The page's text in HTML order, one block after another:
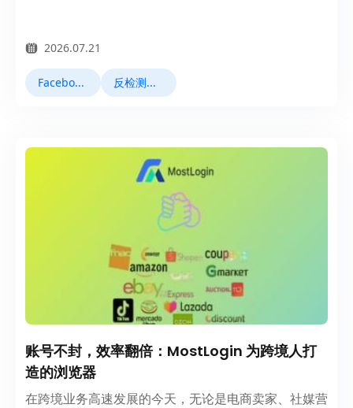
2026.07.21
Facebook运营 反检测浏览器
账号不封，效率翻倍：MostLogin 为跨境人打
造的浏览器
在跨境业务高速发展的今天，无论是电商卖家、社媒营